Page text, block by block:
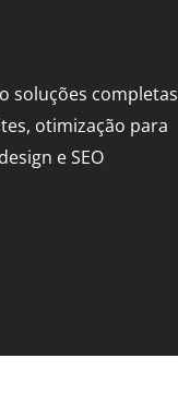
soluções completas
otimização para
e SEO